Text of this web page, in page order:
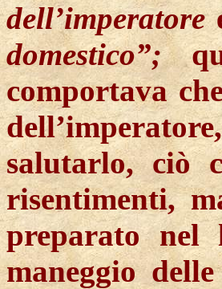
dell’imperatore
domestico”;
comportava
salutarlo, ciò
risentimenti,
preparato nel
maneggio